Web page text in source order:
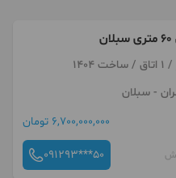
- سبلان
6,700,000,000 تومان
091293***50